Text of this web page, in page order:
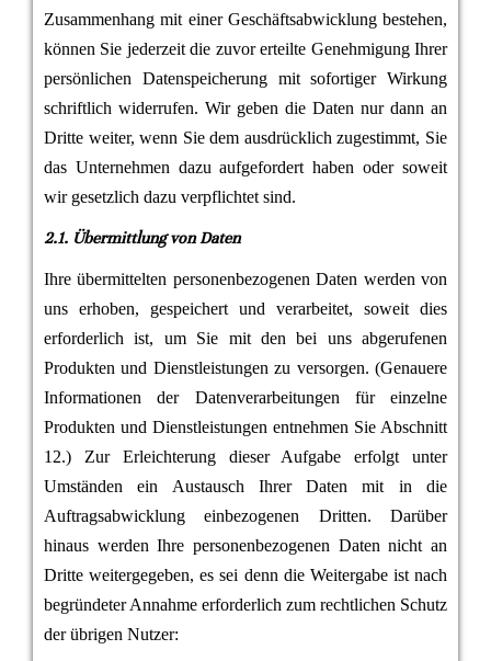
Zusammenhang mit einer Geschäftsabwicklung bestehen,
können Sie jederzeit die zuvor erteilte Genehmigung Ihrer
persönlichen Datenspeicherung mit sofortiger Wirkung
schriftlich widerrufen. Wir geben die Daten nur dann an
Dritte weiter, wenn Sie dem ausdrücklich zugestimmt, Sie
das Unternehmen dazu aufgefordert haben oder soweit
wir gesetzlich dazu verpflichtet sind.
2.1. Übermittlung von Daten
Ihre übermittelten personenbezogenen Daten werden von
uns erhoben, gespeichert und verarbeitet, soweit dies
erforderlich ist, um Sie mit den bei uns abgerufenen
Produkten und Dienstleistungen zu versorgen. (Genauere
Informationen der Datenverarbeitungen für einzelne
Produkten und Dienstleistungen entnehmen Sie Abschnitt
12.) Zur Erleichterung dieser Aufgabe erfolgt unter
Umständen ein Austausch Ihrer Daten mit in die
Auftragsabwicklung einbezogenen Dritten. Darüber
hinaus werden Ihre personenbezogenen Daten nicht an
Dritte weitergegeben, es sei denn die Weitergabe ist nach
begründeter Annahme erforderlich zum rechtlichen Schutz
der übrigen Nutzer: